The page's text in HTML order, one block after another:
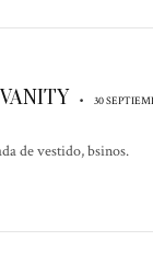
• 30
de vestido, bsinos.